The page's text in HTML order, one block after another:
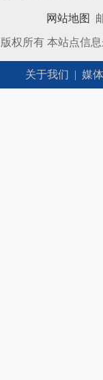
网站地图
权所有 本站点信
关于我们 | 媒